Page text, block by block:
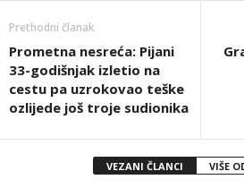
Prethodni članak
Prometna nesreća: Pijani
33-godišnjak izletio na
cestu pa uzrokovao teške
ozlijede još troje sudionika
VEZANI ČLANCI VIŠE